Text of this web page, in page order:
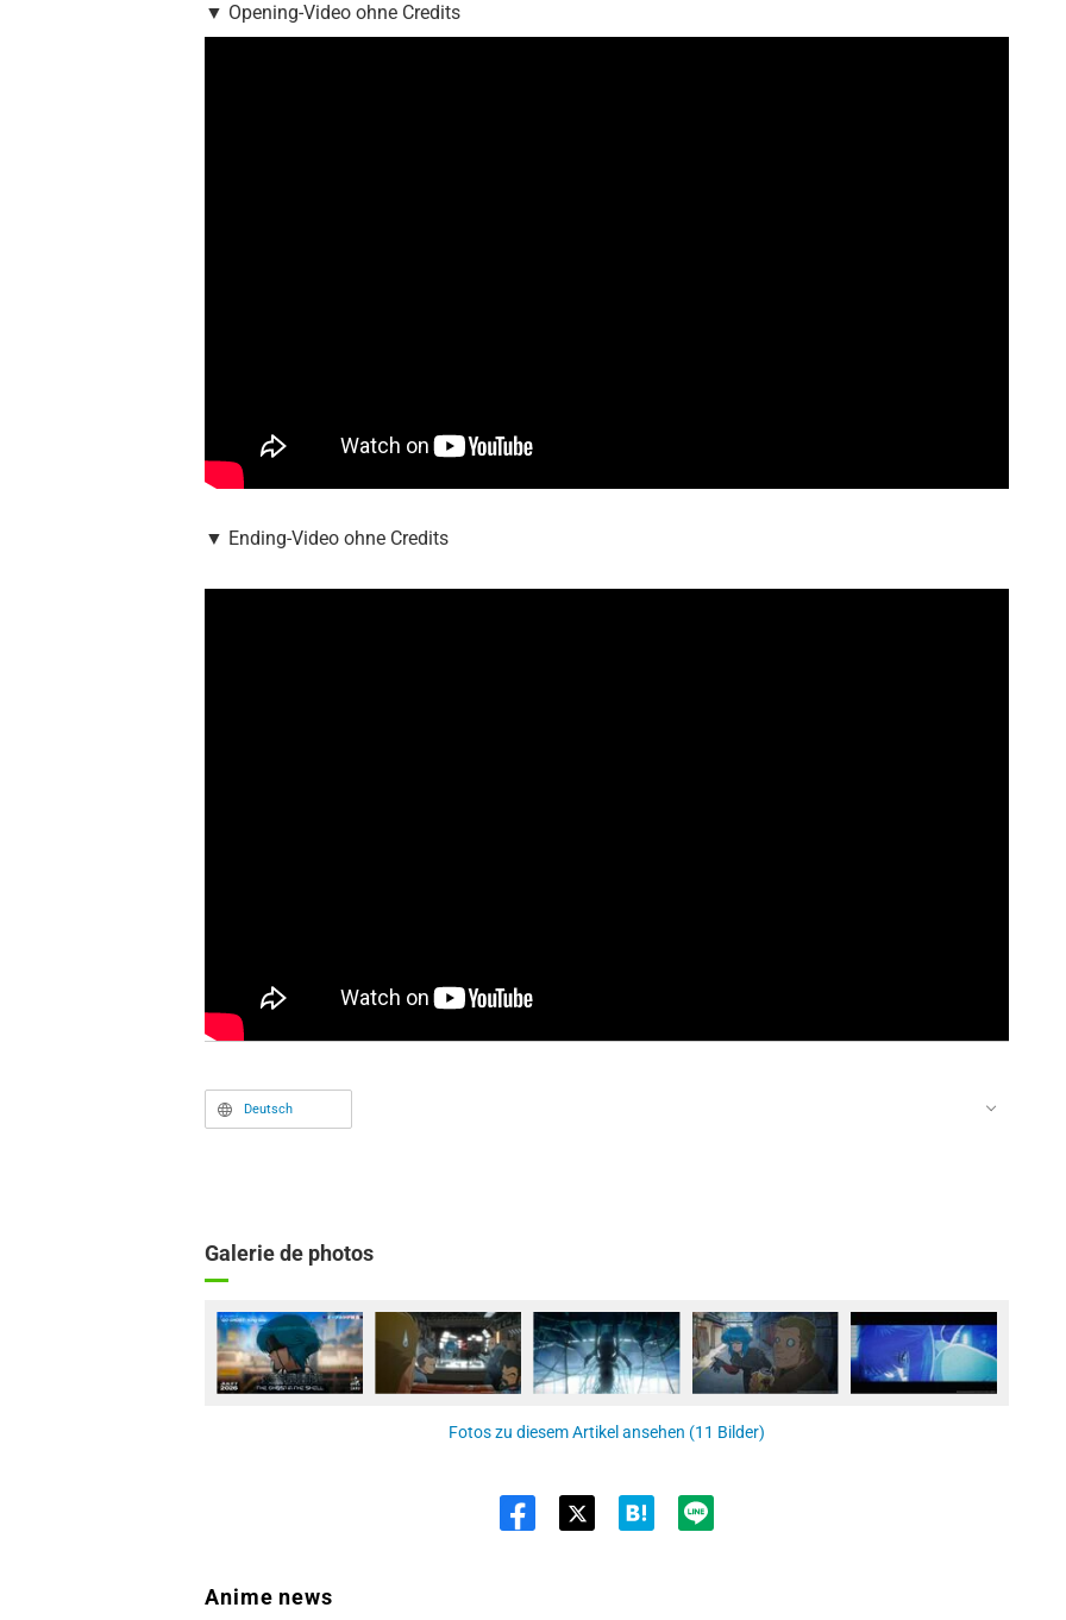
▼ Opening-Video ohne Credits
▼ Ending-Video ohne Credits
Deutsch
Galerie de photos
Fotos zu diesem Artikel ansehen (11 Bilder)
Anime news